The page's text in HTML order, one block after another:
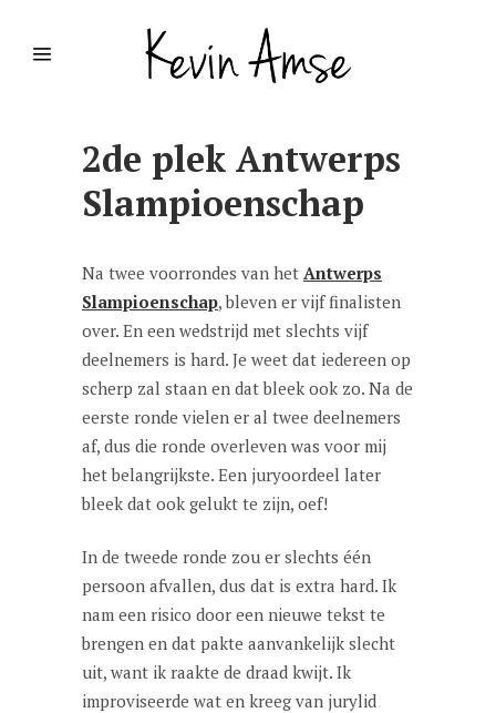
2de plek Antwerps
Slampioenschap
Na twee voorrondes van het Antwerps
Slampioenschap, bleven er vijf finalisten
over. En een wedstrijd met slechts vijf
deelnemers is hard. Je weet dat iedereen op
scherp zal staan en dat bleek ook zo. Na de
eerste ronde vielen er al twee deelnemers
af, dus die ronde overleven was voor mij
het belangrijkste. Een juryoordeel later
bleek dat ook gelukt te zijn, oef!
In de tweede ronde zou er slechts één
persoon afvallen, dus dat is extra hard. Ik
nam een risico door een nieuwe tekst te
brengen en dat pakte aanvankelijk slecht
uit, want ik raakte de draad kwijt. Ik
improviseerde wat en kreeg van jurylid